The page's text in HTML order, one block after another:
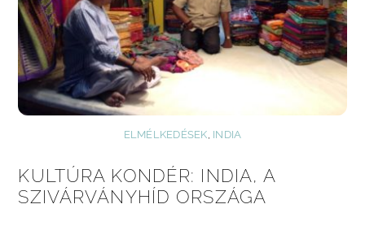
ELMÉLKEDÉSEK INDIA
KULTÚRA KONDÉR: INDIA, A
SZIVÁRVÁNYHÍD ORSZÁGA